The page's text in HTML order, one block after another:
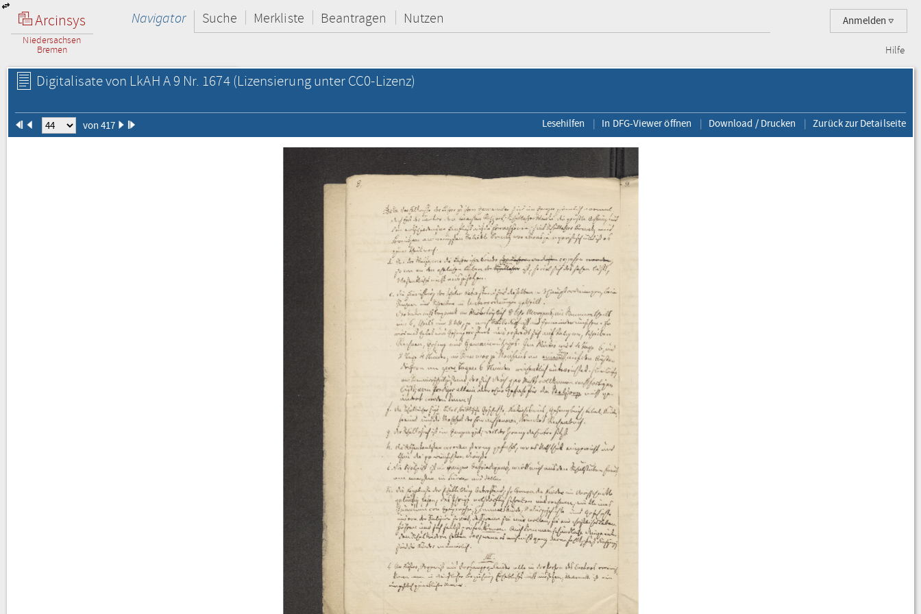
Arcinsys
Niedersachsen
Bremen
Anmelden
Navigator Suche Merkliste Beantragen Nutzen
Hilfe
Digitalisate von LkAH A 9 Nr. 1674(Lizensierung unter CC0-Lizenz)
von 417 Lesehilfen In DFG-Viewer öffnen Download / Drucken Zurück zur Detailseite